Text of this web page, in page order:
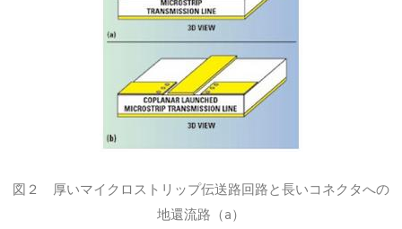
図２ 厚いマイクロストリップ伝送路回路と長いコネクタへの
地還流路（a）